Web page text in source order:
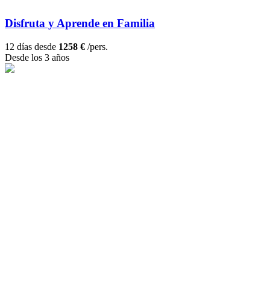
Disfruta y Aprende en Familia
12 días desde 1258 € /pers.
Desde los 3 años